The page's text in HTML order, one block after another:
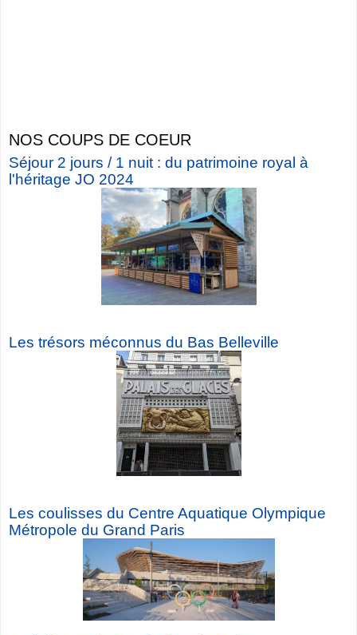
NOS COUPS DE COEUR
Séjour 2 jours / 1 nuit : du patrimoine royal à
l'héritage JO 2024
Les trésors méconnus du Bas Belleville
Les coulisses du Centre Aquatique Olympique
Métropole du Grand Paris